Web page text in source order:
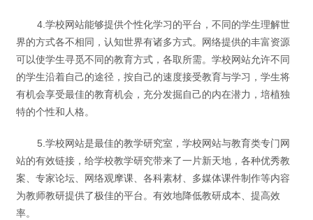
4.学校网站能够提供个性化学习的平台，不同的学生理解世
界的方式各不相同，认知世界有诸多方式。网络提供的丰富资源
可以使学生寻觅不同的教育方式，各取所需。学校网站允许不同
的学生沿着自己的途径，按自己的速度接受教育与学习，学生将
有机会享受最佳的教育机会，充分发掘自己的内在潜力，培植独
特的个性和人格。
5.学校网站是最佳的教学研究室，学校网站与教育类专门网
站的有效链接，给学校教学研究带来了一片新天地，各种优秀教
案、专家论坛、网络观摩课、各科素材、多媒体课件制作等内容
为教师教研提供了极佳的平台。有效地降低教研成本、提高效
率。